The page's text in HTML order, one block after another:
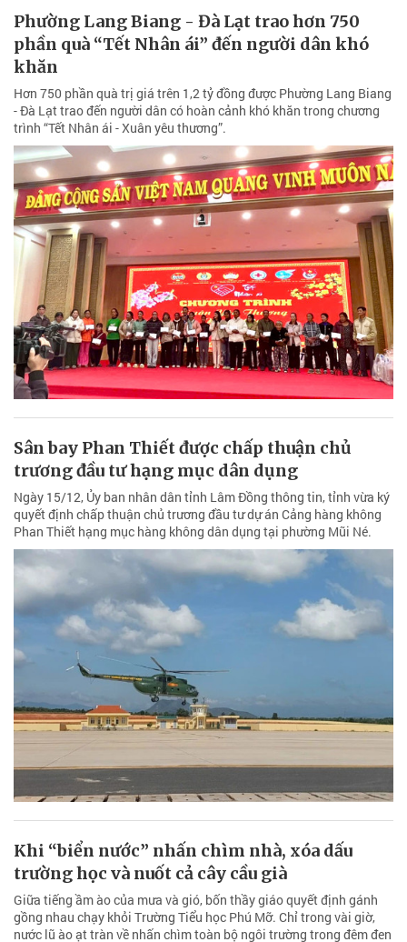
Phường Lang Biang - Đà Lạt trao hơn 750
phần quà “Tết Nhân ái” đến người dân khó
khăn
Hơn 750 phần quà trị giá trên 1,2 tỷ đồng được Phường Lang Biang
- Đà Lạt trao đến người dân có hoàn cảnh khó khăn trong chương
trình “Tết Nhân ái - Xuân yêu thương”.
Sân bay Phan Thiết được chấp thuận chủ
trương đầu tư hạng mục dân dụng
Ngày 15/12, Ủy ban nhân dân tỉnh Lâm Đồng thông tin, tỉnh vừa ký
quyết định chấp thuận chủ trương đầu tư dự án Cảng hàng không
Phan Thiết hạng mục hàng không dân dụng tại phường Mũi Né.
Khi “biển nước” nhấn chìm nhà, xóa dấu
trường học và nuốt cả cây cầu già
Giữa tiếng ầm ào của mưa và gió, bốn thầy giáo quyết định gánh
gồng nhau chạy khỏi Trường Tiểu học Phú Mỡ. Chỉ trong vài giờ,
nước lũ ào ạt tràn về nhấn chìm toàn bộ ngôi trường trong đêm đen